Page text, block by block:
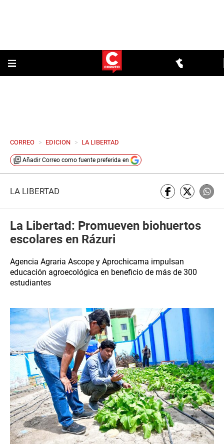
CORREO > EDICION > LA LIBERTAD
Añadir Correo como fuente preferida en
LA LIBERTAD
La Libertad: Promueven biohuertos
escolares en Rázuri
Agencia Agraria Ascope y Aprochicama impulsan
educación agroecológica en beneficio de más de 300
estudiantes